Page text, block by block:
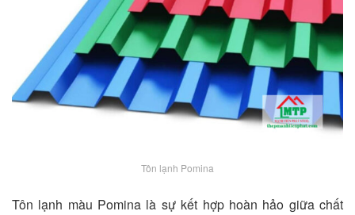
Tôn lạnh Pomina
Tôn lạnh màu Pomina là sự kết hợp hoàn hảo giữa chất